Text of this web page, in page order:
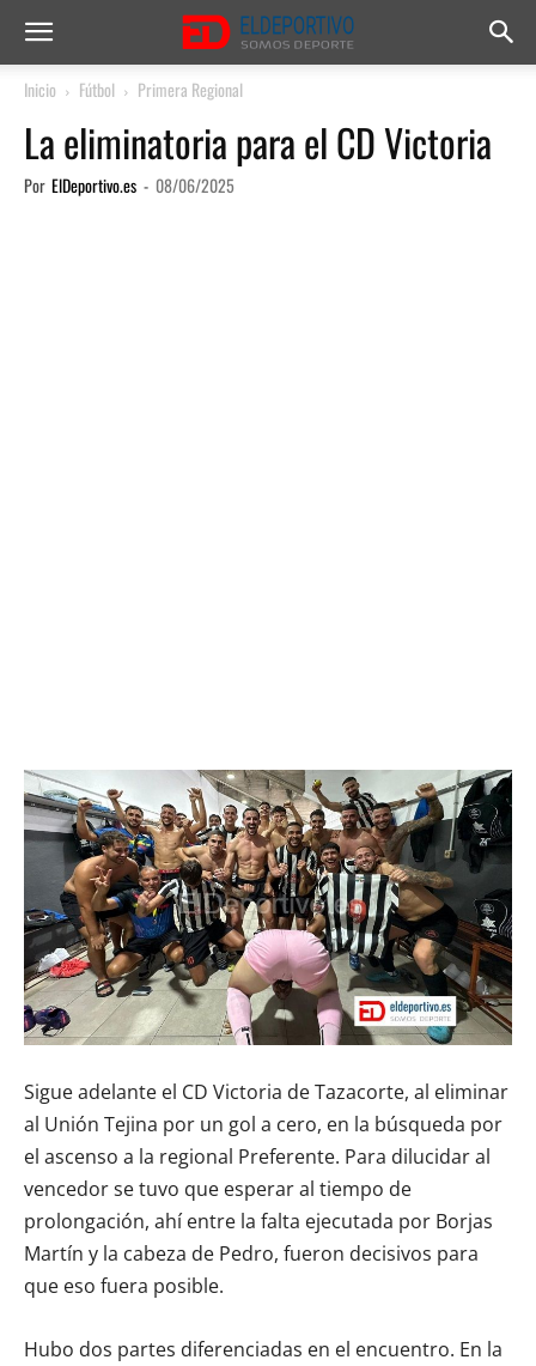
Inicio Fútbol Primera Regional
La eliminatoria para el CD Victoria
Por ElDeportivo.es - 08/06/2025
Sigue adelante el CD Victoria de Tazacorte, al eliminar
al Unión Tejina por un gol a cero, en la búsqueda por
el ascenso a la regional Preferente. Para dilucidar al
vencedor se tuvo que esperar al tiempo de
prolongación, ahí entre la falta ejecutada por Borjas
Martín y la cabeza de Pedro, fueron decisivos para
que eso fuera posible.
Hubo dos partes diferenciadas en el encuentro. En la